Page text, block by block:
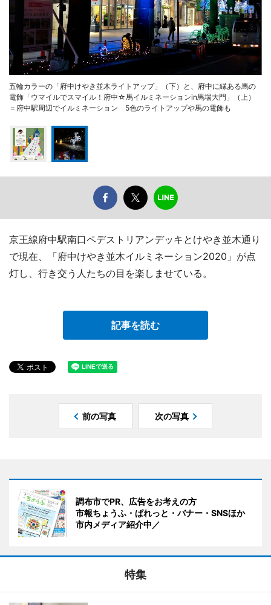
五輪カラーの「府中けやき並木ライトアップ」（下）と、府中に縁ある馬の
電飾「ウマイルでスマイル！府中☆馬イルミネーションin馬場大門」（上）
＝府中駅周辺でイルミネーション 5色のライトアップや馬の電飾も
京王線府中駅南口ペデストリアンデッキとけやき並木通り
で現在、「府中けやき並木イルミネーション2020」が点
灯し、行き交う人たちの目を楽しませている。
記事を読む
前の写真 次の写真
調布市でPR、広告をお考えの方
市報ちょうふ・ぱれっと・バナー・SNSほか
市内メディア紹介中／
特集